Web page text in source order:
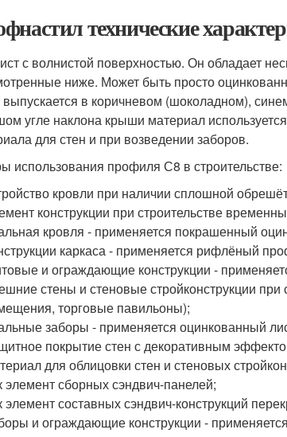
технические
с волнистой поверхностью. Он обладает
ниже. Может быть просто
выпускается в коричневом (шоколадном),
угле наклона крыши материал
для стен и при возведении заборов.
использования профиля С8 в строительстве:
кровли при наличии сплошной
конструкции при строительстве
кровля - применяется покрашенный
каркаса - применяется рифлёный
и ограждающие конструкции -
стены и стеновые стройконструкции
торговые павильоны);
заборы - применяется оцинкованный
покрытие стен с декоративным
для облицовки стен и стеновых
элемент сборных сэндвич-панелей;
элемент составных сэндвич-конструкций
и ограждающие конструкции -